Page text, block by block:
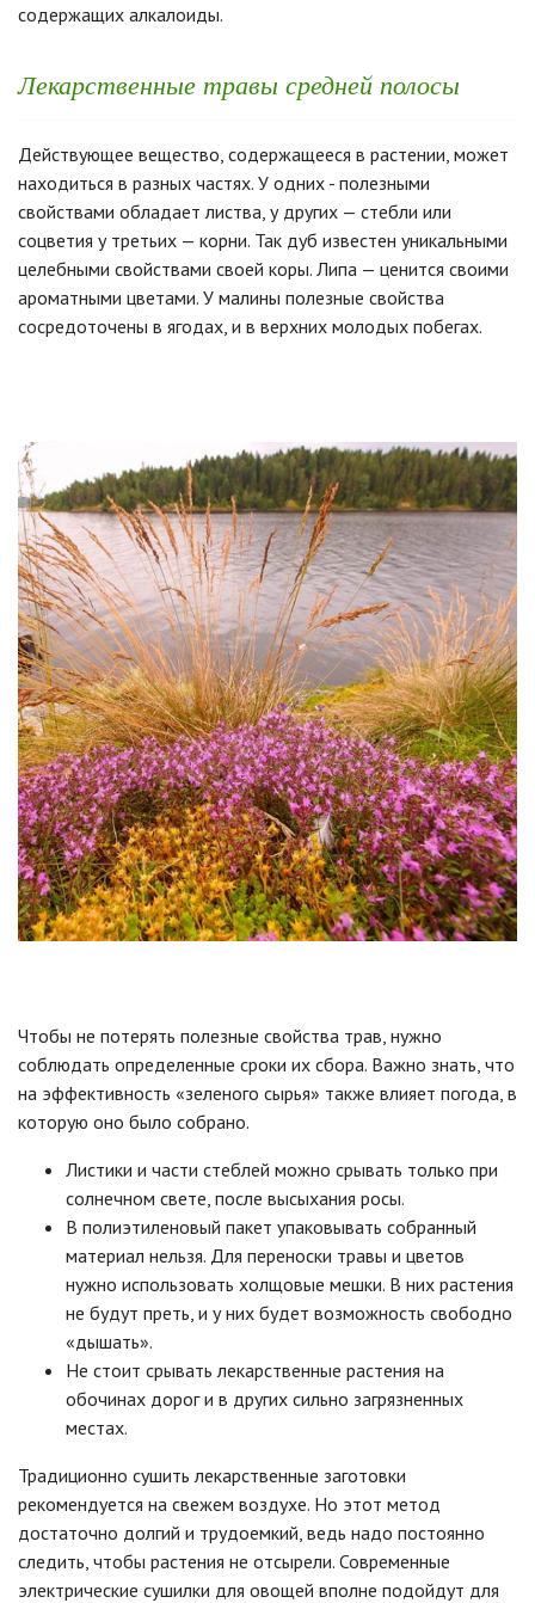
содержащих алкалоиды.
Лекарственные травы средней полосы
Действующее вещество, содержащееся в растении, может
находиться в разных частях. У одних - полезными
свойствами обладает листва, у других — стебли или
соцветия у третьих — корни. Так дуб известен уникальными
целебными свойствами своей коры. Липа — ценится своими
ароматными цветами. У малины полезные свойства
сосредоточены в ягодах, и в верхних молодых побегах.
Чтобы не потерять полезные свойства трав, нужно
соблюдать определенные сроки их сбора. Важно знать, что
на эффективность «зеленого сырья» также влияет погода, в
которую оно было собрано.
Листики и части стеблей можно срывать только при
солнечном свете, после высыхания росы.
В полиэтиленовый пакет упаковывать собранный
материал нельзя. Для переноски травы и цветов
нужно использовать холщовые мешки. В них растения
не будут преть, и у них будет возможность свободно
«дышать».
Не стоит срывать лекарственные растения на
обочинах дорог и в других сильно загрязненных
местах.
Традиционно сушить лекарственные заготовки
рекомендуется на свежем воздухе. Но этот метод
достаточно долгий и трудоемкий, ведь надо постоянно
следить, чтобы растения не отсырели. Современные
электрические сушилки для овощей вполне подойдут для